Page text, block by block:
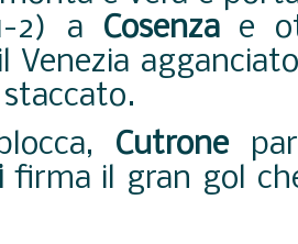
2) a Cosenzae
Venezia
Cutrone
firma il gran gol